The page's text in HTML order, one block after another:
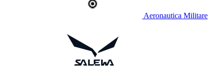
Aeronautica Militare